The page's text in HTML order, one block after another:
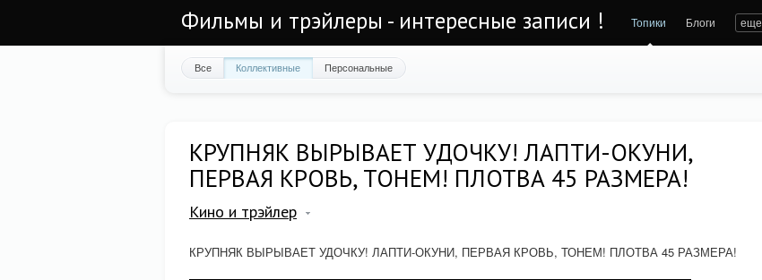
Фильмы и трэйлеры - интересные записи ! Топики Блоги еще
Все Коллективные Персональные
КРУПНЯК ВЫРЫВАЕТ УДОЧКУ! ЛАПТИ-ОКУНИ,
ПЕРВАЯ КРОВЬ, ТОНЕМ! ПЛОТВА 45 РАЗМЕРА!
Кино и трэйлер
КРУПНЯК ВЫРЫВАЕТ УДОЧКУ! ЛАПТИ-ОКУНИ, ПЕРВАЯ КРОВЬ, ТОНЕМ! ПЛОТВА 45 РАЗМЕРА!